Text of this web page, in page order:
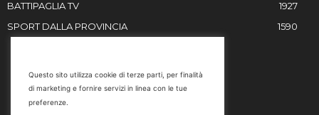
BATTIPAGLIA TV
1927
SPORT DALLA PROVINCIA
1590
Email
Questo sito utilizza cookie di terze parti, per finalità
di marketing e fornire servizi in linea con le tue
preferenze.